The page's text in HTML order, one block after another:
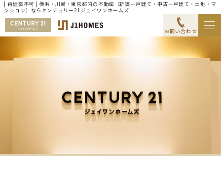
| 再建築不可 | 横浜・川崎・東京都内の不動産（新築一戸建て・中古一戸建て・土地・マ
ンション）ならセンチュリー21ジェイワンホームズ
お問い合わせ